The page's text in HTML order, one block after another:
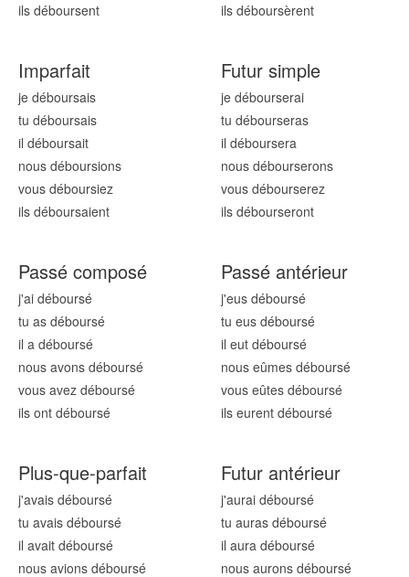
ils déboursent
ils déboursèrent
Imparfait
je déboursais
tu déboursais
il déboursait
nous déboursions
vous déboursiez
ils déboursaient
Futur simple
je débourserai
tu débourseras
il déboursera
nous débourserons
vous débourserez
ils débourseront
Passé composé
j'ai déboursé
tu as déboursé
il a déboursé
nous avons déboursé
vous avez déboursé
ils ont déboursé
Passé antérieur
j'eus déboursé
tu eus déboursé
il eut déboursé
nous eûmes déboursé
vous eûtes déboursé
ils eurent déboursé
Plus-que-parfait
j'avais déboursé
tu avais déboursé
il avait déboursé
nous avions déboursé
Futur antérieur
j'aurai déboursé
tu auras déboursé
il aura déboursé
nous aurons déboursé